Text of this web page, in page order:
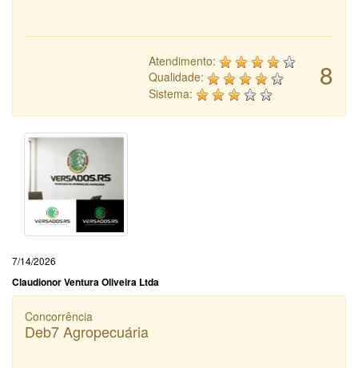
8
Atendimento:
Qualidade:
Sistema:
7/14/2026
Claudionor Ventura Oliveira Ltda
Concorrência
Deb7 Agropecuária